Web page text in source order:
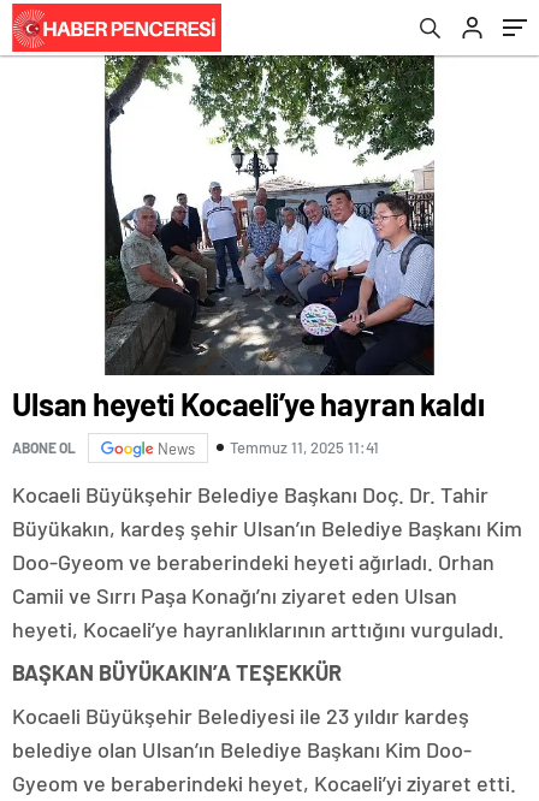
Ulsan heyeti Kocaeli’ye hayran kaldı
ABONE OL News Temmuz 11, 2025 11:41
Kocaeli Büyükşehir Belediye Başkanı Doç. Dr. Tahir
Büyükakın, kardeş şehir Ulsan’ın Belediye Başkanı Kim
Doo-Gyeom ve beraberindeki heyeti ağırladı. Orhan
Camii ve Sırrı Paşa Konağı’nı ziyaret eden Ulsan
heyeti, Kocaeli’ye hayranlıklarının arttığını vurguladı.
BAŞKAN BÜYÜKAKIN’A TEŞEKKÜR
Kocaeli Büyükşehir Belediyesi ile 23 yıldır kardeş
belediye olan Ulsan’ın Belediye Başkanı Kim Doo-
Gyeom ve beraberindeki heyet, Kocaeli’yi ziyaret etti.